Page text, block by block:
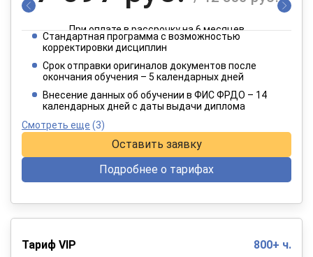
При оплате в рассрочку на 6 месяцев
3 849 руб.
При оплате в рассрочку на 12 месяцев
Стандартная программа с возможностью
корректировки дисциплин
Срок отправки оригиналов документов после
окончания обучения – 5 календарных дней
Внесение данных об обучении в ФИС ФРДО – 14
календарных дней с даты выдачи диплома
Смотреть еще (3)
Оставить заявку
Подробнее о тарифах
Тариф VIP 800+ ч.